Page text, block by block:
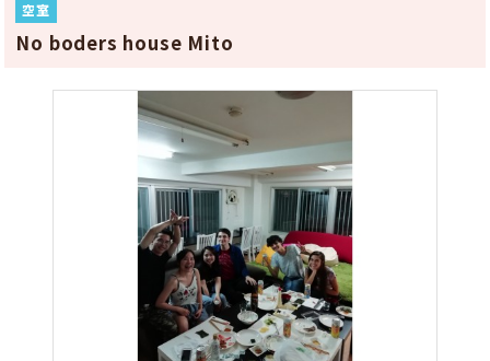
空室
No boders house Mito